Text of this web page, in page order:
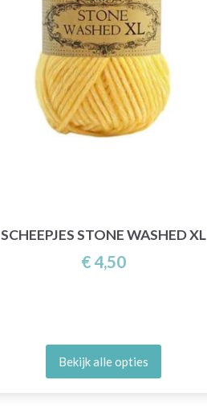
SCHEEPJES STONE WASHED XL
€ 4,50
Bekijk alle opties